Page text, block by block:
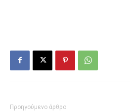
Προηγούμενο άρθρο